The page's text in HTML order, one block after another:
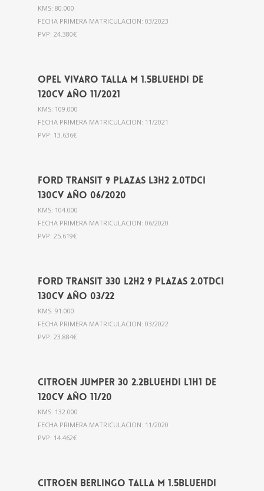
KMS: 80.000
FECHA PRIMERA MATRICULACION: 03/2023
PVP: 24.380€
Opel Vivaro Talla M 1.5BlueHdi de
120cv año 11/2021
KMS: 109.000
FECHA PRIMERA MATRICULACION: 11/2021
PVP: 13.636€
Ford Transit 9 plazas L3H2 2.0Tdci
130cv AÑO 06/2020
KMS: 104.000
FECHA PRIMERA MATRICULACION: 06/2020
PVP: 25.619€
Ford Transit 330 L2H2 9 plazas 2.0Tdci
130cv año 03/22
KMS: 91.000
FECHA PRIMERA MATRICULACION: 03/2022
PVP: 23.884€
Citroen Jumper 30 2.2BlueHdi L1H1 de
120cv año 11/20
KMS: 132.000
FECHA PRIMERA MATRICULACION: 11/2020
PVP: 14.462€
Citroen Berlingo Talla M 1.5BlueHdi